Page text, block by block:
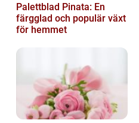
Palettblad Pinata: En
färgglad och populär växt
för hemmet